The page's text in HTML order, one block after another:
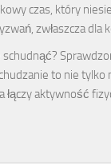
czas, który
zwłaszcza dla
schudnąć?
to nie tylko
łączy aktywność